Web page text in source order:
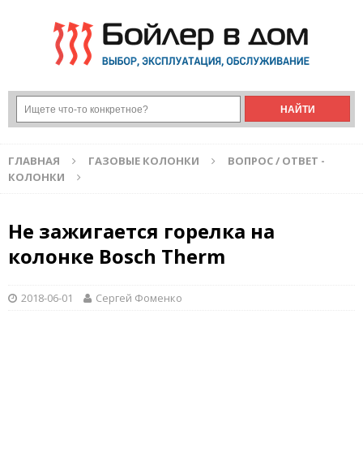
ГЛАВНАЯ ГАЗОВЫЕ КОЛОНКИ
ВОПРОС / ОТВЕТ -
КОЛОНКИ
Не зажигается горелка на
колонке Bosch Therm
2018-06-01 Сергей Фоменко